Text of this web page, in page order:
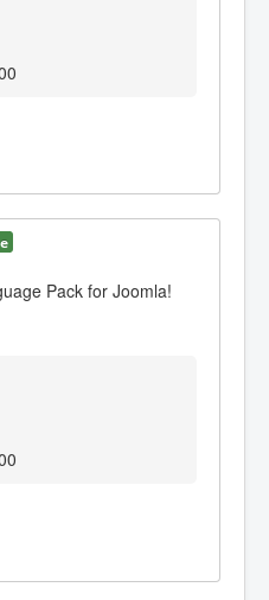
Pack for Joomla!